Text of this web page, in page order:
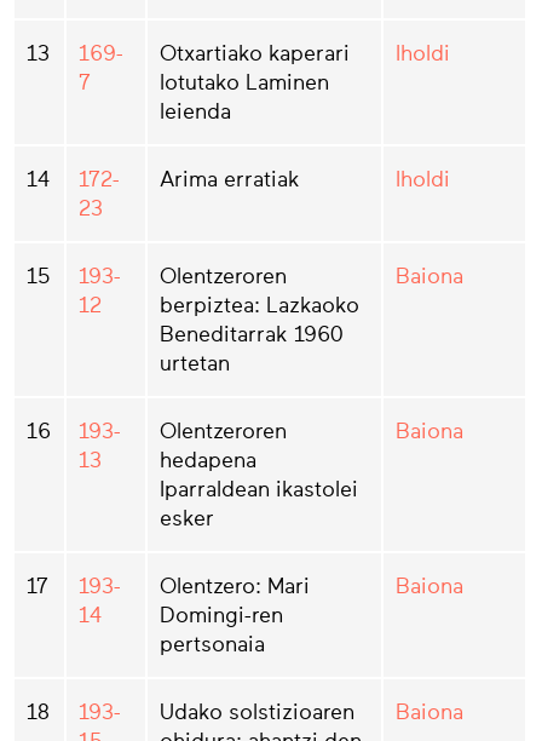
13
169-
7
Otxartiako kaperari
lotutako Laminen
leienda
Iholdi
14
172-
23
Arima erratiak Iholdi
15
193-
12
Olentzeroren
berpiztea: Lazkaoko
Beneditarrak 1960
urtetan
Baiona
16
193-
13
Olentzeroren
hedapena
Iparraldean ikastolei
esker
Baiona
17
193-
14
Olentzero: Mari
Domingi-ren
pertsonaia
Baiona
18
193-
Udako solstizioaren
Baiona